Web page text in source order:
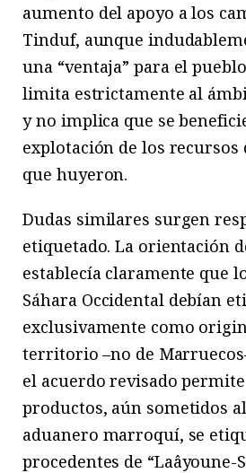
aumento del apoyo a los
Tinduf, aunque
una “ventaja” para el
limita estrictamente al
y no implica que se
explotación de los
que huyeron.
Dudas similares surgen
etiquetado. La orientación
establecía claramente que
Sáhara Occidental debían
exclusivamente como
territorio –no de
el acuerdo revisado
productos, aún sometidos
aduanero marroquí, se
procedentes de “Laâyoune-